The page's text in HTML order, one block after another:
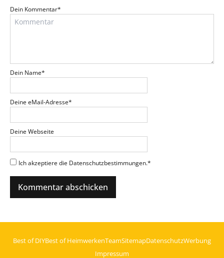
Dein Kommentar*
Dein Name*
Deine eMail-Adresse*
Deine Webseite
Ich akzeptiere die Datenschutzbestimmungen.*
Best of DIYBest of HeimwerkenTeamSitemapDatenschutzWerbung
Impressum